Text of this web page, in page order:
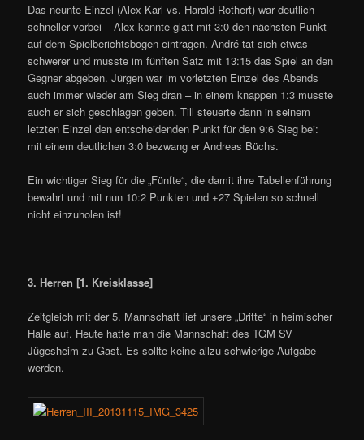
Das neunte Einzel (Alex Karl vs. Harald Rothert) war deutlich
schneller vorbei – Alex konnte glatt mit 3:0 den nächsten Punkt
auf dem Spielberichtsbogen eintragen. André tat sich etwas
schwerer und musste im fünften Satz mit 13:15 das Spiel an den
Gegner abgeben. Jürgen war im vorletzten Einzel des Abends
auch immer wieder am Sieg dran – in einem knappen 1:3 musste
auch er sich geschlagen geben. Till steuerte dann in seinem
letzten Einzel den entscheidenden Punkt für den 9:6 Sieg bei:
mit einem deutlichen 3:0 bezwang er Andreas Büchs.
Ein wichtiger Sieg für die „Fünfte“, die damit ihre Tabellenführung
bewahrt und mit nun 10:2 Punkten und +27 Spielen so schnell
nicht einzuholen ist!
3. Herren [1. Kreisklasse]
Zeitgleich mit der 5. Mannschaft lief unsere „Dritte“ in heimischer
Halle auf. Heute hatte man die Mannschaft des TGM SV
Jügesheim zu Gast. Es sollte keine allzu schwierige Aufgabe
werden.